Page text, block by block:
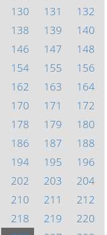
130 131
132
138 139
140
146 147
148
154 155
156
162 163
164
170 171
172
178 179
180
186 187
188
194 195
196
202 203
204
210 211
212
218 219
220